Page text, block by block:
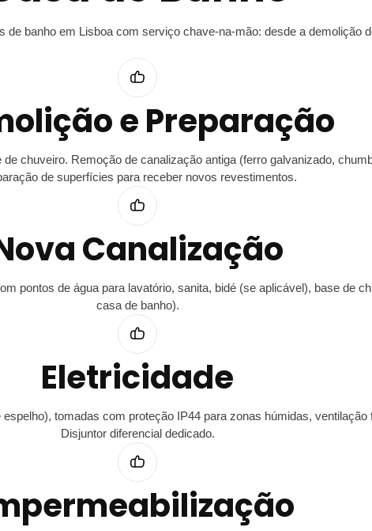
banho em Lisboa com serviço chave-na-mão: desde a demolição
e Preparação
chuveiro. Remoção de canalização antiga (ferro galvanizado,
de superfícies para receber novos revestimentos.
Canalização
pontos de água para lavatório, sanita, bidé (se aplicável), base de
casa de banho).
Eletricidade
tomadas com proteção IP44 para zonas húmidas,
Disjuntor diferencial dedicado.